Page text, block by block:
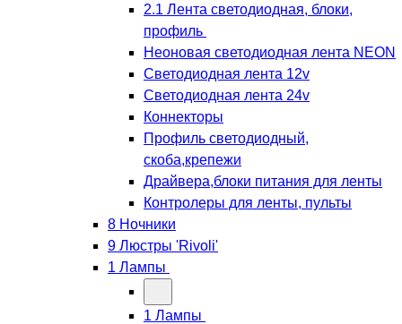
2.1 Лента светодиодная, блоки,
профиль
Неоновая светодиодная лента NEON
Светодиодная лента 12v
Светодиодная лента 24v
Коннекторы
Профиль светодиодный,
скоба,крепежи
Драйвера,блоки питания для ленты
Контролеры для ленты, пульты
8 Ночники
9 Люстры 'Rivoli'
1 Лампы
1 Лампы